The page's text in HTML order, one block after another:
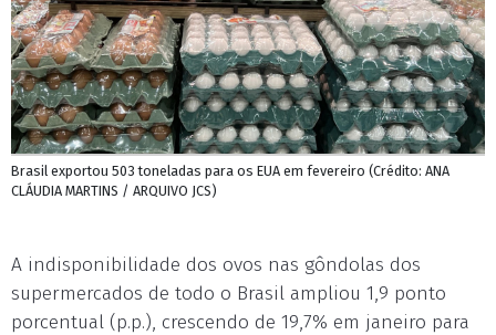
Brasil exportou 503 toneladas para os EUA em fevereiro (Crédito: ANA
CLÁUDIA MARTINS / ARQUIVO JCS)
A indisponibilidade dos ovos nas gôndolas dos
supermercados de todo o Brasil ampliou 1,9 ponto
porcentual (p.p.), crescendo de 19,7% em janeiro para